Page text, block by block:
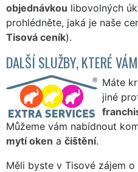
objednávkou libovolných
prohlédněte, jaká je naše
Tisová ceník).
DALŠÍ SLUŽBY, KTERÉ
Máte
jiné
Můžeme vám nabídnout
mytí oken a čištění.
Měli byste v Tisové zájem